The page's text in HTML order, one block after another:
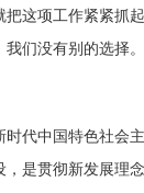
把这项工作紧紧抓
我们没有别的选择
代中国特色社会主
，是贯彻新发展理